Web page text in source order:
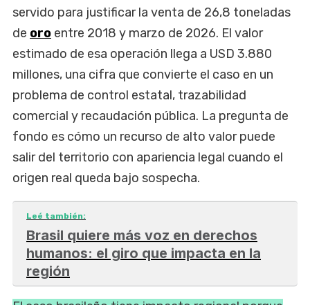
servido para justificar la venta de 26,8 toneladas
de oro entre 2018 y marzo de 2026. El valor
estimado de esa operación llega a USD 3.880
millones, una cifra que convierte el caso en un
problema de control estatal, trazabilidad
comercial y recaudación pública. La pregunta de
fondo es cómo un recurso de alto valor puede
salir del territorio con apariencia legal cuando el
origen real queda bajo sospecha.
Leé también:
Brasil quiere más voz en derechos
humanos: el giro que impacta en la
región